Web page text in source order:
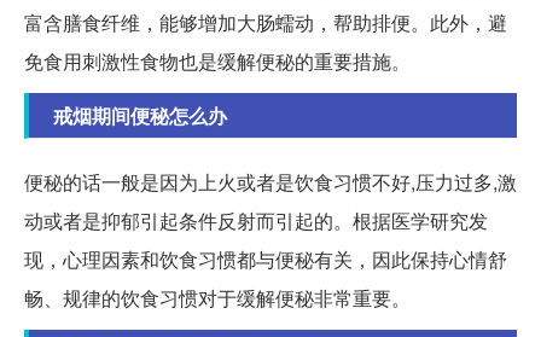
富含膳食纤维，能够增加大肠蠕动，帮助排便。此外，避
免食用刺激性食物也是缓解便秘的重要措施。
戒烟期间便秘怎么办
便秘的话一般是因为上火或者是饮食习惯不好,压力过多,激
动或者是抑郁引起条件反射而引起的。根据医学研究发
现，心理因素和饮食习惯都与便秘有关，因此保持心情舒
畅、规律的饮食习惯对于缓解便秘非常重要。